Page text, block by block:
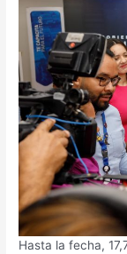
Hasta la fecha,